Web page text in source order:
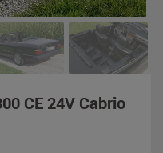
CE 24V Cabrio,